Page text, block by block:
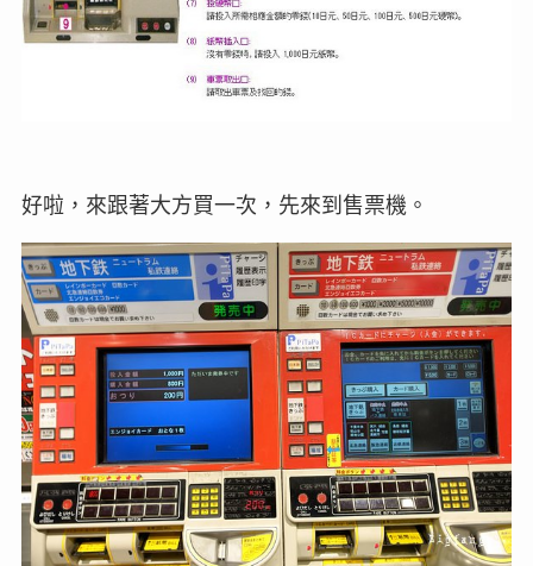
好啦，來跟著大方買一次，先來到售票機。